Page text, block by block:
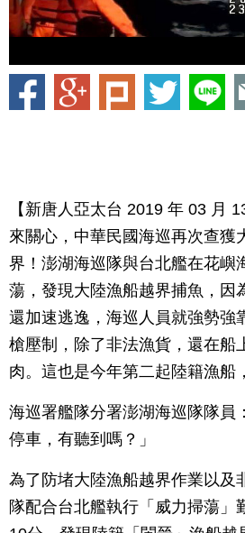
【新唐人亞太台 2019 年 03 月
來關心，中華民國海巡再次查獲
界！澎湖海巡隊與台北艦在花嶼
蕩，發現大陸漁船越界捕魚，因
還加速逃逸，海巡人員就強勢強
槍壓制，除了非法漁貨，還在船
肉。這也是今年第二起陸籍漁船
海巡署艦隊分署澎湖海巡隊隊員
停車，有聽到嗎？」
為了防堵大陸漁船越界作業以及
隊配合台北艦執行「威力掃蕩」